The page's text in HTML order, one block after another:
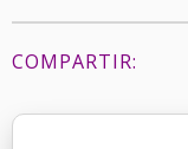
COMPARTIR: